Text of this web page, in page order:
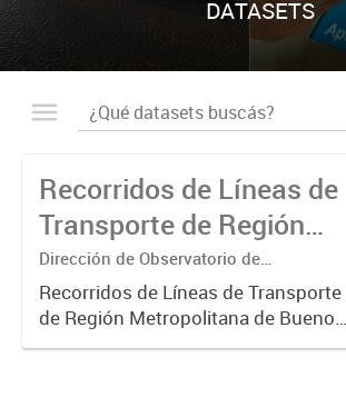
DATASETS
Recorridos de Líneas de
Transporte de Región
Metropolitana de
Buenos Aires (RMBA)
Dirección de Observatorio de
Transporte, Estudio y Sistemas
Recorridos de Líneas de Transporte
de Región Metropolitana de Buenos
Aires (RMBA).-